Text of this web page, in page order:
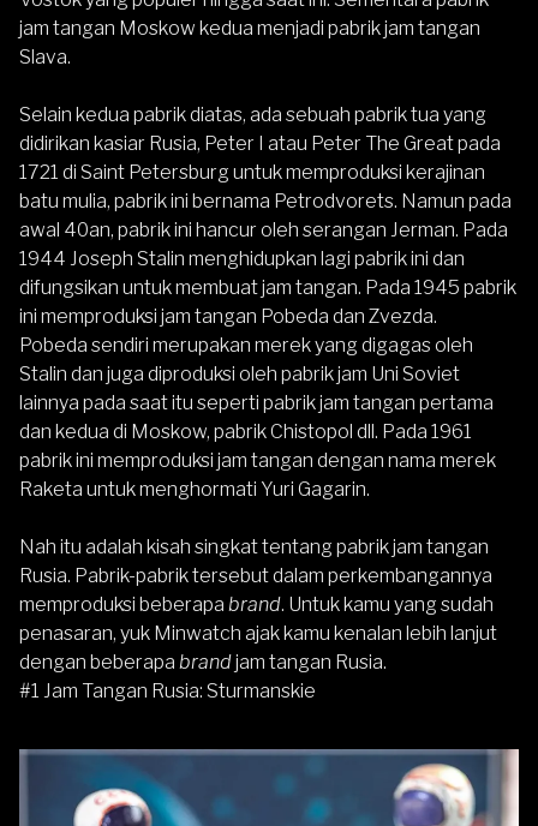
jam tangan Moskow kedua menjadi pabrik jam tangan
Slava.
Selain kedua pabrik diatas, ada sebuah pabrik tua yang
didirikan kasiar Rusia, Peter I atau Peter The Great pada
1721 di Saint Petersburg untuk memproduksi kerajinan
batu mulia, pabrik ini bernama Petrodvorets. Namun pada
awal 40an, pabrik ini hancur oleh serangan Jerman. Pada
1944 Joseph Stalin menghidupkan lagi pabrik ini dan
difungsikan untuk membuat jam tangan. Pada 1945 pabrik
ini memproduksi jam tangan Pobeda dan Zvezda.
Pobeda sendiri merupakan merek yang digagas oleh
Stalin dan juga diproduksi oleh pabrik jam Uni Soviet
lainnya pada saat itu seperti pabrik jam tangan pertama
dan kedua di Moskow, pabrik Chistopol dll. Pada 1961
pabrik ini memproduksi jam tangan dengan nama merek
Raketa untuk menghormati Yuri Gagarin.
Nah itu adalah kisah singkat tentang pabrik jam tangan
Rusia. Pabrik-pabrik tersebut dalam perkembangannya
memproduksi beberapa brand. Untuk kamu yang sudah
penasaran, yuk Minwatch ajak kamu kenalan lebih lanjut
dengan beberapa brandjam tangan Rusia.
#1 Jam Tangan Rusia: Sturmanskie